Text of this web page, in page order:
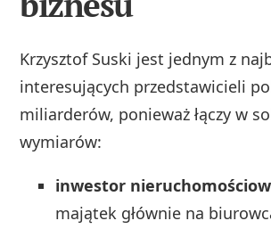
Krzysztof Suski jest jednym z
interesujących przedstawicieli
miliarderów, ponieważ łączy w
wymiarów:
inwestor
majątek głównie na